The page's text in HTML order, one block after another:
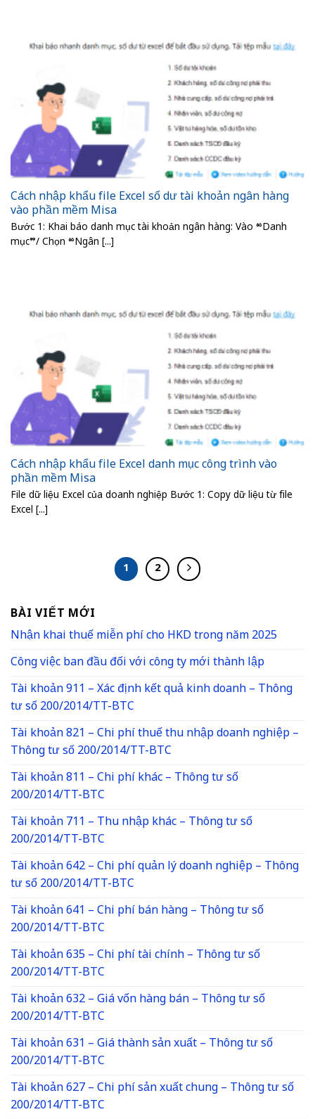
Cách nhập khẩu file Excel số dư tài khoản ngân hàng
vào phần mềm Misa
Bước 1: Khai báo danh mục tài khoản ngân hàng: Vào “Danh
mục”/ Chọn “Ngân [...]
Cách nhập khẩu file Excel danh mục công trình vào
phần mềm Misa
File dữ liệu Excel của doanh nghiệp Bước 1: Copy dữ liệu từ file
Excel [...]
1 2
BÀI VIẾT MỚI
Nhận khai thuế miễn phí cho HKD trong năm 2025
Công việc ban đầu đối với công ty mới thành lập
Tài khoản 911 – Xác định kết quả kinh doanh – Thông
tư số 200/2014/TT-BTC
Tài khoản 821 – Chi phí thuế thu nhập doanh nghiệp –
Thông tư số 200/2014/TT-BTC
Tài khoản 811 – Chi phí khác – Thông tư số
200/2014/TT-BTC
Tài khoản 711 – Thu nhập khác – Thông tư số
200/2014/TT-BTC
Tài khoản 642 – Chi phí quản lý doanh nghiệp – Thông
tư số 200/2014/TT-BTC
Tài khoản 641 – Chi phí bán hàng – Thông tư số
200/2014/TT-BTC
Tài khoản 635 – Chi phí tài chính – Thông tư số
200/2014/TT-BTC
Tài khoản 632 – Giá vốn hàng bán – Thông tư số
200/2014/TT-BTC
Tài khoản 631 – Giá thành sản xuất – Thông tư số
200/2014/TT-BTC
Tài khoản 627 – Chi phí sản xuất chung – Thông tư số
200/2014/TT-BTC